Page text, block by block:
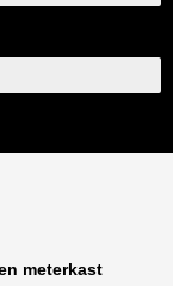
meterkast